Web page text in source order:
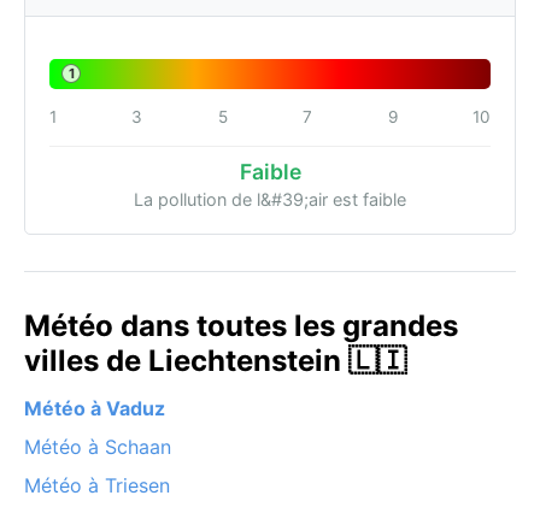
1
1 3 5 7 9 10
Faible
La pollution de l&#39;air est faible
Météo dans toutes les grandes
villes de Liechtenstein 🇱🇮
Météo à Vaduz
Météo à Schaan
Météo à Triesen